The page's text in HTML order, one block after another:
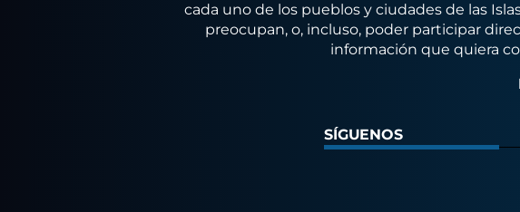
cada uno de los pueblos y ciudades de las
preocupan, o, incluso, poder participar
información que quiera
SÍGUENOS